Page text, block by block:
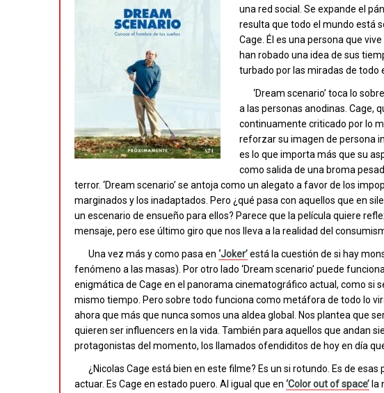
una red social. Se expande el
resulta que todo el mundo está
Cage. Él es una persona que
han robado una idea de sus
turbado por las miradas de todo
‘Dream scenario’ toca lo
a las personas anodinas. Cage,
continuamente criticado por lo
reforzar su imagen de persona
es lo que importa más que su
como salida de una broma
terror. ‘Dream scenario’ se antoja como un alegato a favor de los
marginados y los inadaptados. Pero ¿qué pasa con aquellos que en
un escenario de ensueño para ellos? Parece que la película quiere
mensaje, pero ese último giro que nos lleva a la realidad del
Una vez más y como pasa en ‘Joker’está la cuestión de si hay
fenómeno a las masas). Por otro lado ‘Dream scenario’ puede
enigmática de Cage en el panorama cinematográfico actual, como si
mismo tiempo. Pero sobre todo funciona como metáfora de todo lo
ahora que más que nunca somos una aldea global. Nos plantea que
quieren ser influencers en la vida. También para aquellos que andan
protagonistas del momento, los llamados ofendiditos de hoy en día
¿Nicolas Cage está bien en este filme? Es un si rotundo. Es de
actuar. Es Cage en estado puero. Al igual que en ‘Color out of space’ la